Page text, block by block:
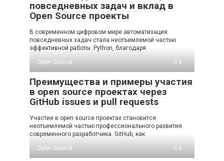
повседневных задач и вклад в
Open Source проекты
В современном цифровом мире автоматизация
повседневных задач стала неотъемлемой частью
эффективной работы. Python, благодаря
Open Source
0
Преимущества и примеры участия
в open source проектах через
GitHub issues и pull requests
Участие в open source проектах становится
неотъемлемой частью профессионального развития
современного разработчика. GitHub, как
Open Source
0